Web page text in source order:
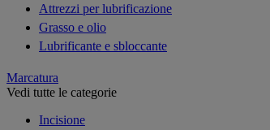
Attrezzi per lubrificazione
Grasso e olio
Lubrificante e sbloccante
Marcatura
Vedi tutte le categorie
Incisione